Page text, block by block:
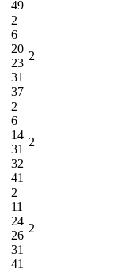
49
2
6
20
23
31
37
2
2
6
14
31
32
41
2
2
11
24
26
31
41
2